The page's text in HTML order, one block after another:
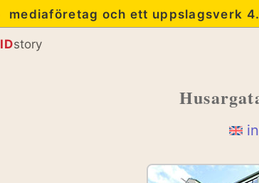
mediaföretag och ett uppslagsverk
IDstory